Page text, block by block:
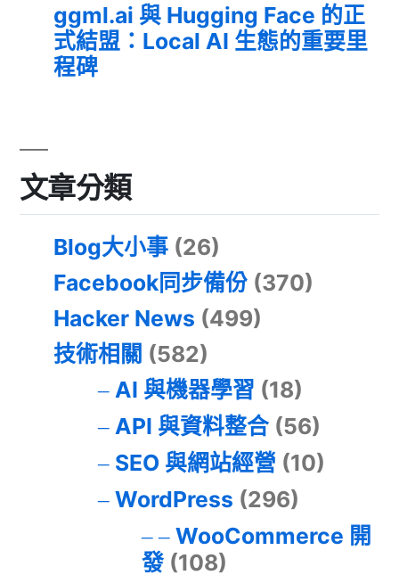
ggml.ai 與 Hugging Face 的正
式結盟：Local AI 生態的重要里
程碑
文章分類
Blog大小事 (26)
Facebook同步備份 (370)
Hacker News (499)
技術相關 (582)
AI 與機器學習 (18)
API 與資料整合(56)
SEO 與網站經營 (10)
WordPress (296)
WooCommerce 開
發(108)